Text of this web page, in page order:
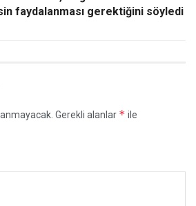
faydalanması gerektiğini söyledi
Gerekli alanlar * ile